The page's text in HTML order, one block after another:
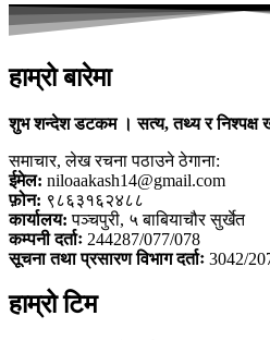
हाम्रो बारेमा
शुभ शन्देश डटकम । सत्य, तथ्य र निश्पक्ष
समाचार, लेख रचना पठाउने ठेगाना:
ईमेल: niloaakash14@gmail.com
फ़ोन: ९८६३१६२४८८
कार्यालय: पञ्चपुरी, ५ बाबियाचौर सुर्खेत
कम्पनी दर्ताः 244287/077/078
सूचना तथा प्रसारण विभाग दर्ताः 3042/
हाम्रो टिम